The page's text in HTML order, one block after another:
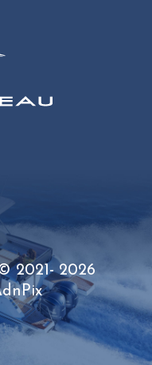
2021- 2026